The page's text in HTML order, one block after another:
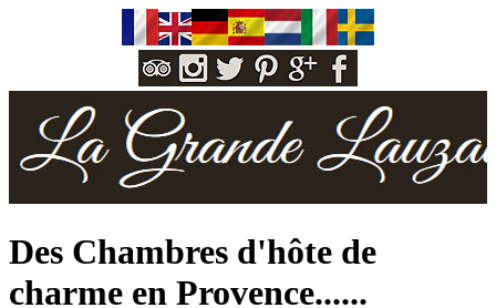
Des Chambres d'hôte de
charme en Provence......